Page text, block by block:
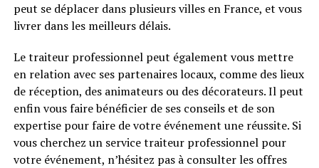
peut se déplacer dans plusieurs villes en France, et vous
livrer dans les meilleurs délais.
Le traiteur professionnel peut également vous mettre
en relation avec ses partenaires locaux, comme des lieux
de réception, des animateurs ou des décorateurs. Il peut
enfin vous faire bénéficier de ses conseils et de son
expertise pour faire de votre événement une réussite. Si
vous cherchez un service traiteur professionnel pour
votre événement, n’hésitez pas à consulter les offres